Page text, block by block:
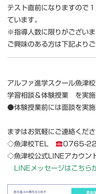
テスト直前になりますので
ています。
※指導人数に限りがございま
ご興味のある方は下記よりご
アルファ進学スクール魚津
学習相談＆体験授業 を実
●体験授業前には面談を実施
まずはお気軽にご連絡くださ
◇魚津校TEL
0765-
◇魚津校公式LINEアカウン
LINEメッセージはこちら